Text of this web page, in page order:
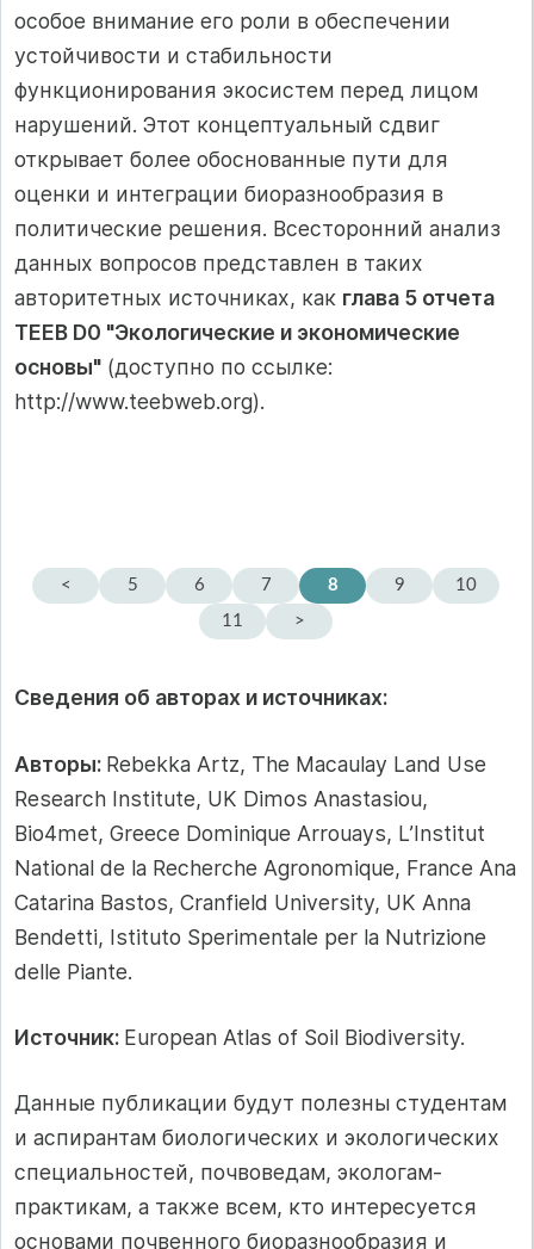
особое внимание его роли в обеспечении
устойчивости и стабильности
функционирования экосистем перед лицом
нарушений. Этот концептуальный сдвиг
открывает более обоснованные пути для
оценки и интеграции биоразнообразия в
политические решения. Всесторонний анализ
данных вопросов представлен в таких
авторитетных источниках, как глава 5 отчета
TEEB D0 "Экологические и экономические
основы" (доступно по ссылке:
http://www.teebweb.org).
< 5 6 7 8 9
10
11
>
Сведения об авторах и источниках:
Авторы: Rebekka Artz, The Macaulay Land Use
Research Institute, UK Dimos Anastasiou,
Bio4met, Greece Dominique Arrouays, L’Institut
National de la Recherche Agronomique, France Ana
Catarina Bastos, Cranfield University, UK Anna
Bendetti, Istituto Sperimentale per la Nutrizione
delle Piante.
Источник: European Atlas of Soil Biodiversity.
Данные публикации будут полезны студентам
и аспирантам биологических и экологических
специальностей, почвоведам, экологам-
практикам, а также всем, кто интересуется
основами почвенного биоразнообразия и